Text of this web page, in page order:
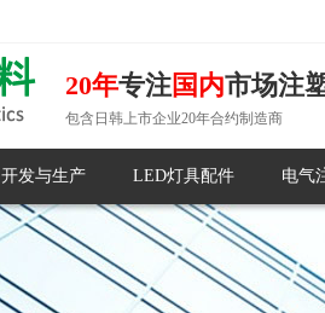
20年专注国内市场注
包含日韩上市企业20年合约制造商
开发与生产 LED灯具配件 电气